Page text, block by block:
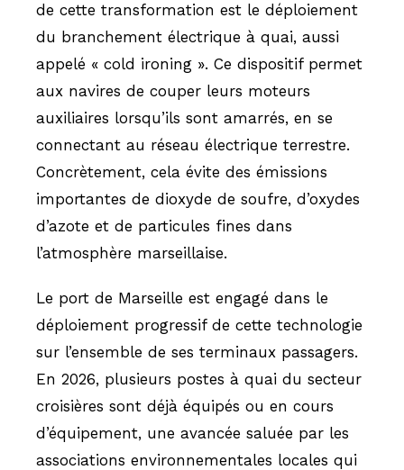
de cette transformation est le déploiement
du branchement électrique à quai, aussi
appelé « cold ironing ». Ce dispositif permet
aux navires de couper leurs moteurs
auxiliaires lorsqu’ils sont amarrés, en se
connectant au réseau électrique terrestre.
Concrètement, cela évite des émissions
importantes de dioxyde de soufre, d’oxydes
d’azote et de particules fines dans
l’atmosphère marseillaise.
Le port de Marseille est engagé dans le
déploiement progressif de cette technologie
sur l’ensemble de ses terminaux passagers.
En 2026, plusieurs postes à quai du secteur
croisières sont déjà équipés ou en cours
d’équipement, une avancée saluée par les
associations environnementales locales qui